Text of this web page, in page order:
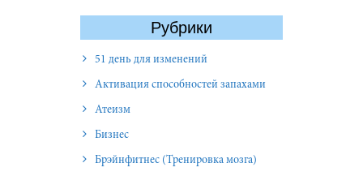
Рубрики
51 день для изменений
Активация способностей запахами
Атеизм
Бизнес
Брэйнфитнес (Тренировка мозга)